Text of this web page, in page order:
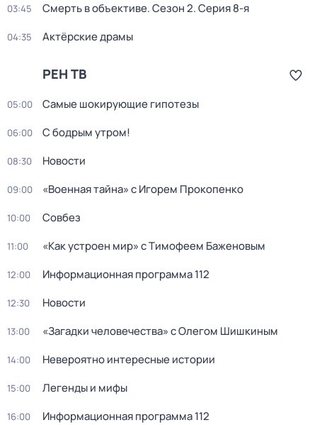
03:45 Смерть в объективе. Сезон 2. Серия 8-я
04:35 Актёрские драмы
РЕН ТВ
05:00 Самые шoкиpующие гипотезы
06:00 С бодрым утром!
08:30 Новости
09:00 «Военная тайна» с Игорем Прокопенко
10:00 Совбез
11:00 «Как устроен мир» с Тимофеем Баженовым
12:00 Информационная программа 112
12:30 Новости
13:00 «Загадки человечества» с Олегом Шишкиным
14:00 Невероятно интересные истории
15:00 Легенды и мифы
16:00 Информационная программа 112